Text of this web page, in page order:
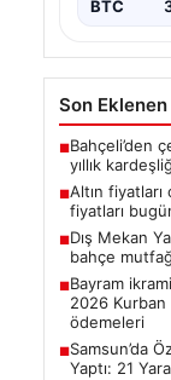
BTC
Son
■Bahçeli’den
yıllık
■Altın fiyatları
fiyatları
■Dış Mekan
bahçe
■Bayram
2026 Kurban
ödemeleri
■Samsun’da
Yaptı: 21